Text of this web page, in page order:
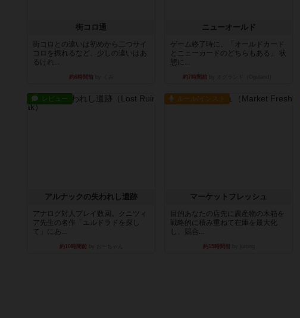
街コロ通
街コロとの違いは初めから二つサイ
コロを振れるなど、少しの違いはあ
るけれ...
約6時間前
ニューオールド
ゲーム終了時に、「オールドカード
とニューカードのどちらもある」 状
態に...
約7時間前
レビュー
アルナックの失われし遺跡
アナログ対人プレイ数回。クニツィ
ア先生の名作「エルドラドを探し
て」にあ...
約10時間前
ルール/インスト
マーケットフレッシュ
目的あなたの店先に農産物の木箱を
戦略的に積み重ねて在庫を最大化
し、競合...
約15時間前